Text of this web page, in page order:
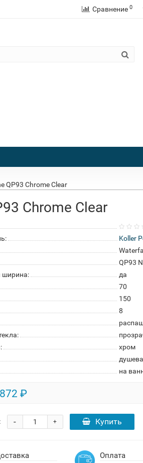
Сравнение 0
QP93 Chrome Clear
Chrome Clear
Koller
QP93
ширина:
да
70
150
8
хром
на
₽
+
- Купить
Оплата